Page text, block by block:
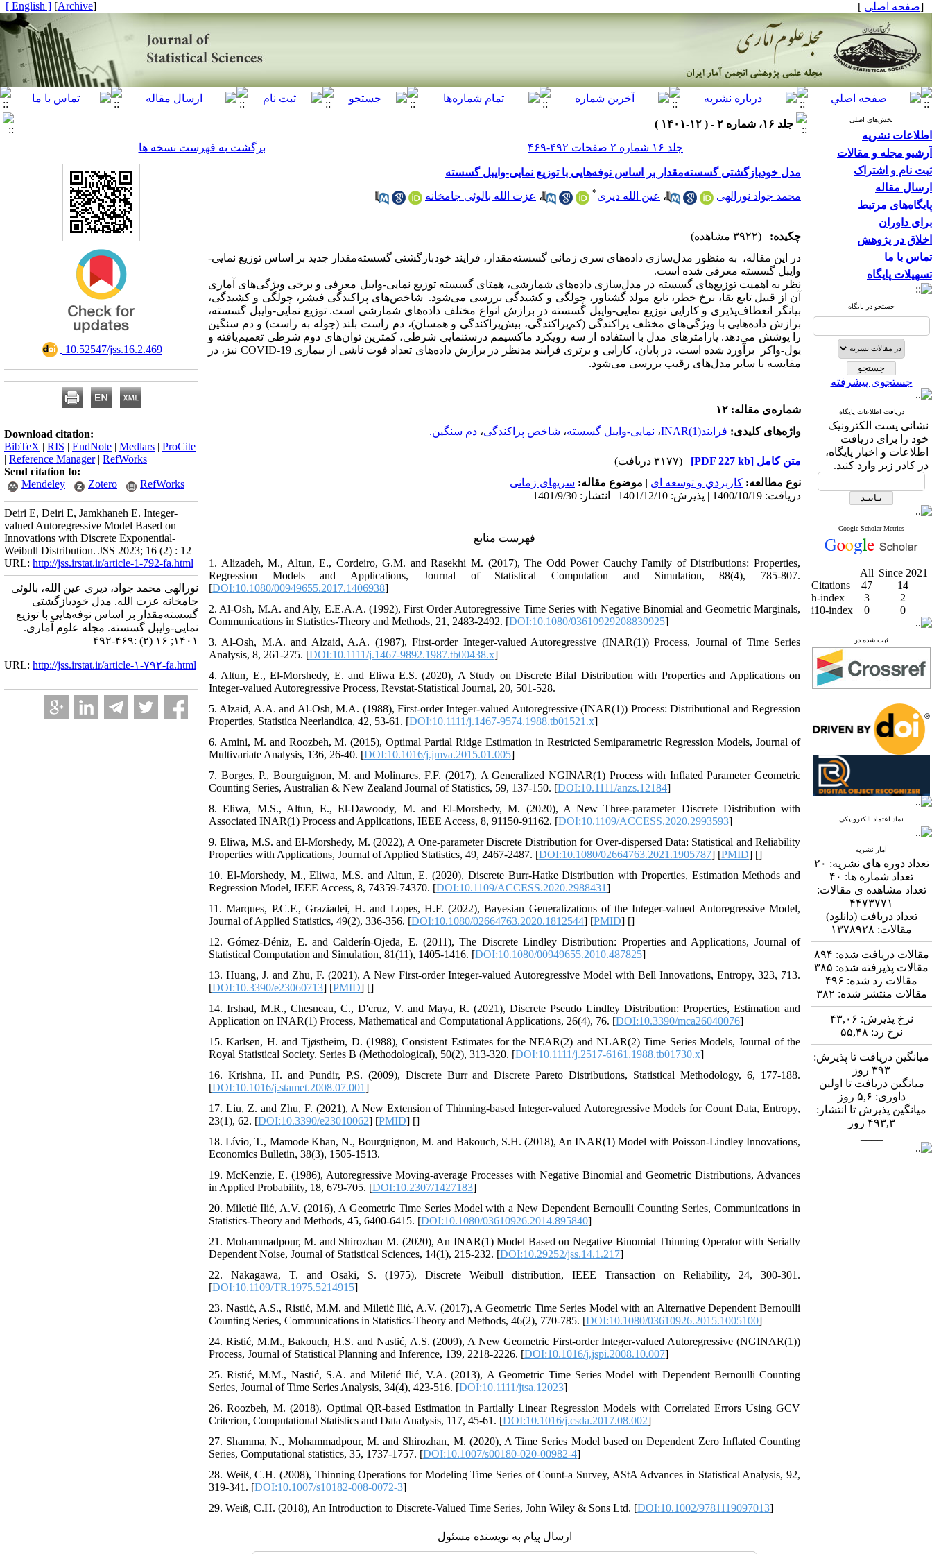
[صفحه اصلی ]
[
Archive
]
[ English ]
بخش‌های اصلی
اطلاعات نشریه
آرشیو مجله و مقالات
ثبت نام و اشتراک
ارسال مقاله
پایگاه‌های مرتبط
برای داوران
اخلاق در پژوهش
تماس با ما
تسهیلات پایگاه
جستجو در پایگاه
جستجوی پیشرفته
دریافت اطلاعات پایگاه
نشانی پست الکترونیک
خود را برای دریافت
اطلاعات و اخبار پایگاه،
در کادر زیر وارد کنید.
Google Scholar Metrics
All Since 2021
Citations
47
14
h-index
3
2
i10-index
0 0
ثبت شده در
نماد اعتماد الکترونیکی
آمار نشریه
تعداد دوره های نشریه: ۲۰
تعداد شماره ها: ۴۰
تعداد مشاهده ی مقالات:
۴۴۷۳۷۷۱
تعداد دریافت (دانلود)
مقالات: ۱۳۷۸۹۲۸
مقالات دریافت شده: ۸۹۴
مقالات پذیرفته شده: ۳۸۵
مقالات رد شده: ۴۹۶
مقالات منتشر شده: ۳۸۲
نرخ پذیرش: ۴۳,۰۶
نرخ رد: ۵۵,۴۸
میانگین دریافت تا پذیرش:
۳۹۳ روز
میانگین دریافت تا اولین
داوری: ۵,۶ روز
میانگین پذیرش تا انتشار:
۴۹۳,۳ روز
جلد ۱۶، شماره ۲ - ( ۱۲-۱۴۰۱ )
جلد ۱۶ شماره ۲ صفحات ۴۹۲-۴۶۹
برگشت به فهرست نسخه ها
مدل خودبازگشتی گسسته‌مقدار بر اساس نوفه‌هایی با توزیع نمایی-وایبل گسسته
محمد جواد نورالهی ، عین الله دیری* ، عزت الله بالوئی جامخانه
چکیده:
(۳۹۲۲ مشاهده)
در این مقاله، به منظور مدل‌سازی داده‌های سری زمانی گسسته‌مقدار، فرایند خودبازگشتی گسسته‌مقدار جدید بر اساس توزیع‌ نمایی-
وایبل گسسته معرفی شده است.
نظر به اهمیت توزیع‌های گسسته در مدل‌سازی داده‌های شمارشی، همتای گسسته توزیع نمایی-وایبل معرفی و برخی ویژگی‌های آماری
آن از قبیل تابع ﺑﻘﺎ، ﻧﺮخ ﺧﻄر، تابع مولد گشتاور، چولگی و کشیدگی بررسی می‌شود. شاخص‌های پراکندگی فیشر، چولگی و کشیدگی،
بیانگر انعطاف‌پذیری و کارایی توزیع نمایی-وایبل گسسته در برازش انواع مختلف داده‌های شمارشی است. توزیع نمایی-وایبل گسسته،
برازش داده‌هایی با ویژگی‌های مختلف پراکندگی (کم‌پراکندگی، بیش‌پراکندگی و همسان)، دم راست بلند (چوله به راست) و دم سنگین
را پوشش می‌دهد. پارامترهای مدل با استفاده از سه رویکرد ماکسیمم درستنمایی شرطی، کمترین توان‌های دوم شرطی تعمیم‌یافته و
یول-واکر برآورد شده است. در پایان، کارایی و برتری فرایند مدنظر در برازش داده‌های تعداد فوت ناشی از بیماری COVID-19 نیز، در
مقایسه با سایر مدل‌های رقیب بررسی می‌شود.
شماره‌ی مقاله: ۱۲
واژه‌های کلیدی: فرایند(1)INAR ، نمایی-وایبل گسسته، شاخص پراکندگی، دم سنگین.
متن کامل [PDF 227 kb]
(۳۱۷۷ دریافت)
نوع مطالعه: كاربردي و توسعه ای | موضوع مقاله: سریهای زمانی
دریافت: 1400/10/19 | پذیرش: 1401/12/10 | انتشار: 1401/9/30
فهرست منابع
1. Alizadeh, M., Altun, E., Cordeiro, G.M. and Rasekhi M. (2017), The Odd Power Cauchy Family of Distributions: Properties,
Regression Models and Applications, Journal of Statistical Computation and Simulation, 88(4), 785-807.
[DOI:10.1080/00949655.2017.1406938]
2. ‎Al-Osh‎, ‎M.A‎. ‎and Aly‎, ‎E.E.A.A‎. ‎(1992)‎, ‎First Order Autoregressive Time Series with Negative Binomial and Geometric Marginals‎,
‎Communications in Statistics-Theory and Methods, ‎21‎, ‎2483-2492‎. [DOI:10.1080/03610929208830925]
3. ‎Al-Osh‎, ‎M.A‎. ‎and Alzaid‎, ‎A.A‎. ‎(1987)‎, ‎First-order Integer-valued Autoregressive (INAR(1)) Process‎, ‎Journal of Time Series
Analysis‎, 8‎, ‎261-275‎. [DOI:10.1111/j.1467-9892.1987.tb00438.x]
4. Altun‎, ‎E.‎, ‎El-Morshedy‎, ‎E‎. ‎and Eliwa E.S‎. ‎(2020)‎, ‎A Study on Discrete Bilal Distribution with Properties and Applications on
Integer-valued Autoregressive Process‎, ‎Revstat-Statistical Journal, 20, ‎501-528.
5. ‎Alzaid‎, ‎A.A‎. ‎and Al-Osh‎, ‎M.A‎. ‎(1988)‎, ‎First-order Integer-valued Autoregressive (INAR(1)) Process‎: ‎Distributional and Regression
Properties‎, Statistica Neerlandica‎, ‎42‎, ‎53-61‎. [DOI:10.1111/j.1467-9574.1988.tb01521.x]
6. ‎Amini, ‎M. and Roozbeh, ‎M. (2015), Optimal Partial Ridge Estimation in Restricted Semiparametric Regression Models, Journal of
Multivariate Analysis, 136, 26-40.‎ [DOI:10.1016/j.jmva.2015.01.005]
7. ‎Borges‎, ‎P.‎, ‎Bourguignon‎, ‎M‎. ‎and Molinares‎, ‎F.F‎. ‎(2017)‎, ‎A Generalized NGINAR(1) Process with Inflated Parameter Geometric
Counting Series‎, ‎Australian & New Zealand Journal of Statistics‎, 59‎, ‎137-150‎. [DOI:10.1111/anzs.12184]
8. Eliwa‎, ‎M.S.‎, ‎Altun‎, ‎E.‎, ‎El-Dawoody‎, ‎M‎. ‎and El-Morshedy‎, ‎M‎. ‎(2020)‎, ‎A New Three-parameter Discrete Distribution with
Associated INAR(1) Process and Applications‎, ‎IEEE Access‎, 8‎, ‎91150-91162.‎ [DOI:10.1109/ACCESS.2020.2993593]
9. ‎Eliwa‎, ‎M.S‎. ‎and El-Morshedy‎, ‎M‎. ‎(2022)‎, ‎A One-parameter Discrete Distribution for Over-dispersed Data‎: Statistical and Reliability
Properties with Applications‎, Journal of Applied Statistics‎, ‎49, 2467-2487. [DOI:10.1080/02664763.2021.1905787] [PMID] []
10. ‎El-Morshedy‎, ‎M.‎, ‎Eliwa‎, ‎M.S‎. ‎and Altun‎, ‎E‎. ‎(2020)‎, ‎Discrete Burr-Hatke Distribution with Properties‎, ‎Estimation Methods and
Regression Model‎, ‎IEEE Access‎, 8‎, ‎74359-74370‎. [DOI:10.1109/ACCESS.2020.2988431]
11. Marques, P.C.F., Graziadei, H. and Lopes, H.F. (2022), Bayesian Generalizations of the Integer-valued Autoregressive Model,
‎Journal of Applied Statistics, 49(2), 336-356. [DOI:10.1080/02664763.2020.1812544] [PMID] []
12. ‎Gómez-Déniz‎, ‎E‎. ‎and Calderín-Ojeda‎, ‎E‎. ‎(2011)‎, ‎The Discrete Lindley Distribution‎: ‎Properties and Applications‎, ‎Journal of
Statistical Computation and Simulation‎, ‎81(11)‎, ‎1405-1416‎. [DOI:10.1080/00949655.2010.487825]
13. ‎Huang‎, ‎J‎. ‎and Zhu‎, ‎F‎. ‎(2021)‎, ‎A New First-order Integer-valued Autoregressive Model with Bell Innovations‎, Entropy‎, 323‎, ‎713‎.
[DOI:10.3390/e23060713] [PMID] []
14. Irshad‎, ‎M.R.‎, ‎Chesneau‎, ‎C.‎, ‎D'cruz‎, ‎V‎. ‎and Maya‎, ‎R‎. ‎(2021)‎, ‎Discrete Pseudo Lindley Distribution‎: ‎Properties‎, ‎Estimation and
Application on INAR(1) Process‎, Mathematical and Computational Applications‎, ‎26(4)‎, ‎76.‎ [DOI:10.3390/mca26040076]
15. ‎Karlsen‎, ‎H‎. ‎and Tjøstheim‎, ‎D‎. ‎(1988)‎, ‎Consistent Estimates for the NEAR(2) and NLAR(2) Time Series Models‎, ‎Journal of the
Royal Statistical Society‎. ‎Series B (Methodological)‎, 50(2)‎, ‎313-320‎. [DOI:10.1111/j.2517-6161.1988.tb01730.x]
16. ‎Krishna‎, ‎H‎. ‎and Pundir‎, ‎P.S‎. ‎(2009)‎, ‎Discrete Burr and Discrete Pareto Distributions‎, Statistical Methodology‎, ‎6‎, ‎177-188‎.
[DOI:10.1016/j.stamet.2008.07.001]
17. ‎Liu‎, ‎Z‎. ‎and Zhu‎, ‎F‎. ‎(2021)‎, ‎A New Extension of Thinning-based Integer-valued Autoregressive Models for Count Data‎, Entropy‎,
23(1), ‎62‎. [DOI:10.3390/e23010062] [PMID] []
18. ‎Lívio‎, ‎T.‎, ‎Mamode Khan‎, ‎N.‎, ‎Bourguignon‎, ‎M‎. ‎and Bakouch‎, ‎S.H‎. ‎(2018)‎, ‎An INAR(1) Model with Poisson-Lindley Innovations‎,
Economics Bulletin, 38(3)‎, ‎1505-1513‎.
19. ‎McKenzie‎, ‎E‎. ‎(1986)‎, ‎Autoregressive Moving-average Processes with Negative Binomial and Geometric Distributions‎, ‎Advances
in Applied Probability‎, 18‎, ‎679-705‎. [DOI:10.2307/1427183]
20. ‎Miletić Ilić‎, ‎A.V‎. ‎(2016)‎, ‎A Geometric Time Series Model with a New Dependent Bernoulli Counting Series‎, Communications in
Statistics-Theory and Methods‎, 45‎, ‎6400-6415‎. [DOI:10.1080/03610926.2014.895840]
21. ‎Mohammadpour,‎ M. and Shirozhan M. (2020), An INAR(1) Model Based on Negative Binomial Thinning Operator with Serially
Dependent Noise, Journal of Statistical Sciences, 14(1), 215-232. [DOI:10.29252/jss.14.1.217]
22. ‎Nakagawa‎, ‎T‎. ‎and Osaki‎, ‎S‎. ‎(1975)‎, ‎Discrete Weibull distribution‎, IEEE Transaction on Reliability‎, 24‎, ‎300-301‎.
[DOI:10.1109/TR.1975.5214915]
23. ‎Nastić‎, ‎A.S.‎, ‎Ristić‎, ‎M.M‎. ‎and Miletić Ilić‎, ‎A.V‎. ‎(2017)‎, ‎A Geometric Time Series Model with an Alternative Dependent Bernoulli
Counting Series, Communications in Statistics-Theory and Methods‎, 46(2)‎, ‎770-785‎. [DOI:10.1080/03610926.2015.1005100]
24. ‎Ristić‎, ‎M.M.‎, ‎Bakouch‎, ‎H.S‎. ‎and Nastić‎, ‎A.S‎. ‎(2009)‎, ‎A New Geometric First-order Integer-valued Autoregressive (NGINAR(1))
Process‎, ‎Journal of Statistical Planning and Inference‎, 139‎, ‎2218-2226‎. [DOI:10.1016/j.jspi.2008.10.007]
25. ‎Ristić‎, ‎M.M.‎, ‎Nastić‎, ‎S.A‎. ‎and Miletić Ilić‎, ‎V.A‎. ‎(2013)‎, ‎A Geometric Time Series Model with Dependent Bernoulli Counting
Series‎, ‎Journal of Time Series Analysis‎, 34(4)‎, ‎423-516‎. [DOI:10.1111/jtsa.12023]
26. Roozbeh, M. (‎2018‎), ‎Optimal QR-based Estimation in Partially Linear Regression Models with Correlated Errors Using GCV
Criterion, Computational Statistics and Data Analysis, 117, 45-61.‎ [DOI:10.1016/j.csda.2017.08.002]
27. ‎Shamma‎, ‎N.‎, ‎Mohammadpour‎, ‎M‎. ‎and Shirozhan‎, ‎M‎. ‎(2020)‎, ‎A Time Series Model based on Dependent Zero Inflated Counting
Series‎, ‎Computational statistics‎, 35‎, ‎1737-1757‎. [DOI:10.1007/s00180-020-00982-4]
28. ‎Weiß, ‎C.H‎. ‎(2008)‎, ‎‎Thinning Operations for Modeling Time Series of Count-a Survey‎, AStA Advances in Statistical Analysis‎, ‎92‎,
‎319-341‎. [DOI:10.1007/s10182-008-0072-3]
29. ‎Weiß, ‎C.H‎. ‎(2018)‎, An Introduction to Discrete‐Valued Time Series‎, ‎John Wiley & Sons Ltd‎. [DOI:10.1002/9781119097013]
ارسال پیام به نویسنده مسئول
‎ 10.52547/jss.16.2.469
Download citation:
BibTeX | RIS | EndNote | Medlars | ProCite
| Reference Manager| RefWorks
Send citation to:
Mendeley
Zotero RefWorks
Deiri E, Deiri E, Jamkhaneh E. Integer-
valued Autoregressive Model Based on
Innovations with Discrete Exponential-
Weibull Distribution. JSS 2023; 16 (2) : 12
URL: http://jss.irstat.ir/article-1-792-fa.html
نورالهی محمد جواد، دیری عین الله، بالوئی
جامخانه عزت الله. مدل خودبازگشتی
گسسته‌مقدار بر اساس نوفه‌هایی با توزیع
نمایی-وایبل گسسته. مجله علوم آماری.
۱۴۰۱; ۱۶ (۲) :۴۶۹-۴۹۲
URL: http://jss.irstat.ir/article-۱-۷۹۲-fa.html